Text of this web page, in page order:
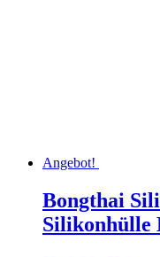
Angebot!
Bongthai
Silikonhülle